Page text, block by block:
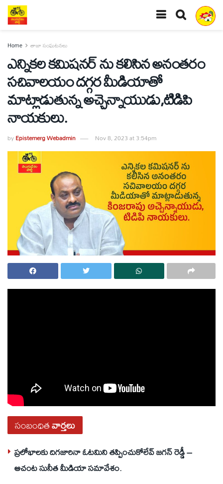
Home తాజా సంఘటనలు
ఎన్నికల కమిషనర్ ను కలిసిన అనంతరం
సచివాలయం దగ్గర మీడియాతో
మాట్లాడుతున్న అచ్చెన్నాయుడు,టిడిపి
నాయకులు.
byEpistemerg Webadmin Nov 8, 2023 at 3:54pm
సంబంధితవార్తలు
ప్రలోభాలకు దిగజారినా ఓటమిని తప్పించుకోలేవ్ జగన్ రెడ్డీ –
ఆచంట సునీత మీడియా సమావేశం.